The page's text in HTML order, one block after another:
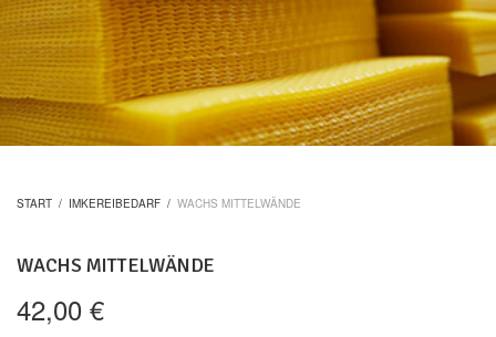
START / IMKEREIBEDARF / WACHS MITTELWÄNDE
WACHS MITTELWÄNDE
42,00€